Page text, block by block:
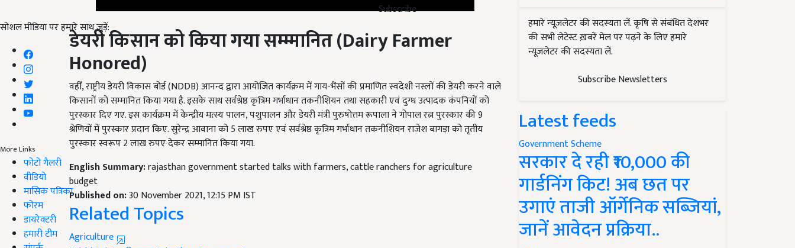
Subscribe
सोशल मीडिया पर हमारे साथ जुड़ें:
More Links
फोटो गैलरी
वीडियो
मासिक पत्रिका
फोरम
डायरेक्टरी
हमारी टीम
डेयरी किसान को किया गया सम्म्मानित (Dairy Farmer
Honored)
वहीँ, राष्ट्रीय डेयरी विकास बोर्ड (NDDB) आनन्द द्वारा आयोजित कार्यक्रम में गाय-भैंसों की प्रमाणित स्वदेशी नस्लों की डेयरी करने वाले
किसानों को सम्मानित किया गया है. इसके साथ सर्वश्रेष्ठ कृत्रिम गर्भाधान तकनीशियन तथा सहकारी एवं दुग्ध उत्पादक कंपनियों को
पुरस्कार दिए गए. इस कार्यक्रम में केन्द्रीय मत्स्य पालन, पशुपालन और डेयरी मंत्री पुरुषोत्तम रूपाला ने गोपाल रत्न पुरस्कार की 9
श्रेणियों में पुरस्कार प्रदान किए. सुरेन्द्र आवाना को 5 लाख रुपए एवं सर्वश्रेष्ठ कृत्रिम गर्भाधान तकनीशियन राजेश बागड़ा को तृतीय
पुरस्कार स्वरूप 2 लाख रुपए देकर सम्मानित किया गया.
English Summary:
budget
Published on:
Related Topics
Agriculture
Krishi Bajat कृषि बजट
हमारे न्यूज़लेटर की सदस्यता लें. कृषि से संबंधित देशभर
की सभी लेटेस्ट ख़बरें मेल पर पढ़ने के लिए हमारे
न्यूज़लेटर की सदस्यता लें.
Subscribe Newsletters
Latest feeds
Government Scheme
सरकार दे रही ₹10,000 की
गार्डनिंग किट! अब छत पर
उगाएं ताजी ऑर्गेनिक सब्जियां,
जानें आवेदन प्रक्रिया..